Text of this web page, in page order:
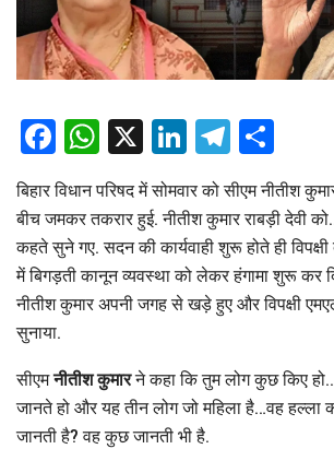
Facebook
WhatsApp
X LinkedIn
बिहार विधान परिषद में सोमवार को सीएम नीतीश
बीच जमकर तकरार हुई. नीतीश कुमार राबड़ी देवी
कहते सुने गए. सदन की कार्यवाही शुरू होते ही
में बिगड़ती कानून व्यवस्था को लेकर हंगामा शुरू कर
नीतीश कुमार अपनी जगह से खड़े हुए और विपक्षी
सुनाया.
सीएमनीतीश कुमारने कहा कि तुम लोग कुछ किए
जानते हो और यह तीन लोग जो महिला है…वह हल्ला
जानती है? वह कुछ जानती भी है.